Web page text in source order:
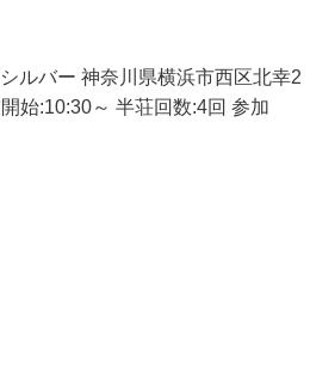
ルバー 神奈川県横浜市西区北幸2
始:10:30～ 半荘回数:4回 参加